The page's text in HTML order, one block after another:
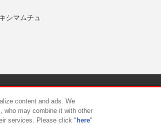
シマムチュ
タマーハラスメント対応方針
content and ads. We
who may combine it with other
services. Please click " here"